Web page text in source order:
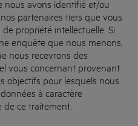
nous avons identifié et/ou
partenaires tiers que vous
propriété intellectuelle. Si
enquête que nous menons,
nous recevrons des
vous concernant provenant
objectifs pour lesquels nous
à caractère
de ce traitement.